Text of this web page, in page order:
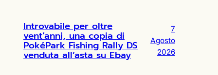
Introvabile per oltre
vent’anni, una copia di
PokéPark Fishing Rally DS
venduta all’asta su Ebay
7
Agosto
2026